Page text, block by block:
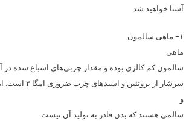
آشنا خواهید شد.
۱- ماهی سالمون
ماهی
سالمون کم کالری بوده و مقدار چربی‌های اشباع شده در
و
سالمی هستند که بدن قادر به تولید آن نیست.